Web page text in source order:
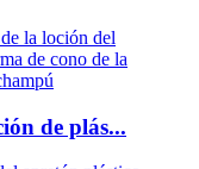
de plás...